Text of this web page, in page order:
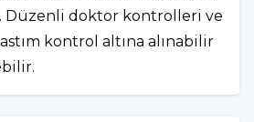
Düzenli doktor kontrolleri ve
kontrol altına alınabilir